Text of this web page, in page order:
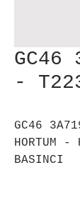
GC46
-
GC46
HORTUM -
BASINCI